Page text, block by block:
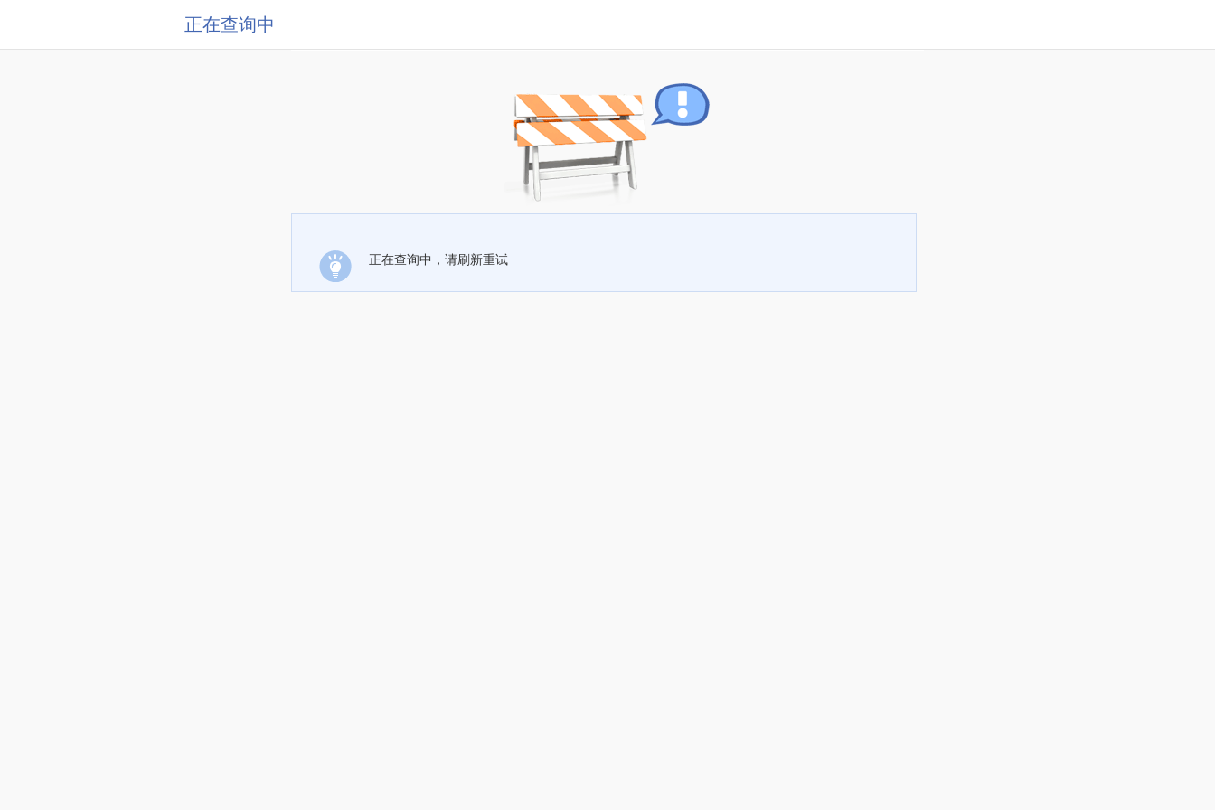
正在查询中
正在查询中，请刷新重试